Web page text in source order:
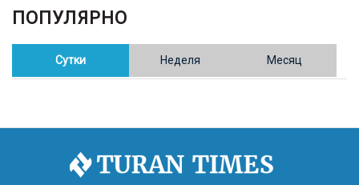
ОБЩЕСТВО
Полицейские пресекли незаконное выращивание
конопли в Таразе
Казахстан возглавил Договор о зоне, свободной от
ПОПУЛЯРНО
Сутки Неделя Месяц